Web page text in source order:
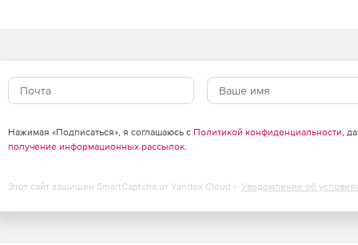
Нажимая «Подписаться», я соглашаюсь с Политикой конфиденциальности,
получение информационных рассылок.
Этот сайт защищен SmartCaptcha от Yandex Cloud - Уведомление об